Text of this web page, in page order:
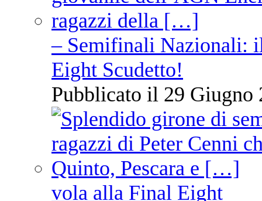
– Semifinali Nazionali:
Eight Scudetto!
Pubblicato il 29 Giugno
vola alla Final Eight